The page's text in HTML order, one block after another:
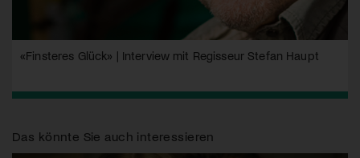
«Finsteres Glück» | Interview mit Regisseur Stefan Haupt
Das könnte Sie auch interessieren